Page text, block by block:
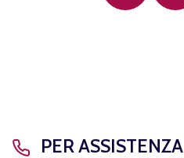
PER ASSISTENZA